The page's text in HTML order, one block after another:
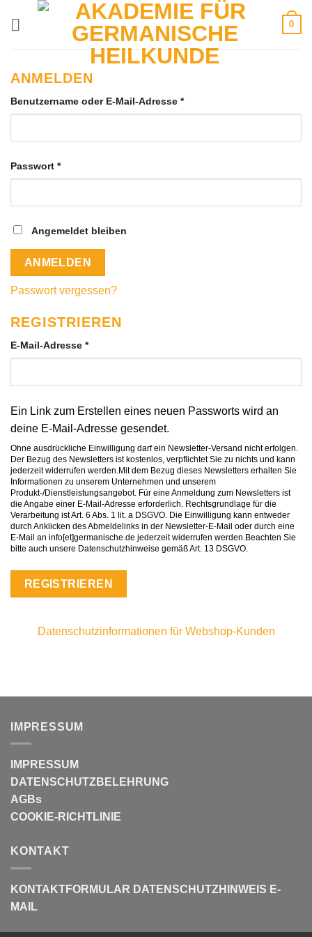
0
ANMELDEN
Benutzername oder E-Mail-Adresse *Erforderlich
Passwort *Erforderlich
Angemeldet bleiben
ANMELDEN
Passwort vergessen?
REGISTRIEREN
E-Mail-Adresse *Erforderlich
Ein Link zum Erstellen eines neuen Passworts wird an
deine E-Mail-Adresse gesendet.
REGISTRIEREN
Datenschutzinformationen für Webshop-Kunden
IMPRESSUM
IMPRESSUM
DATENSCHUTZBELEHRUNG
AGBs
COOKIE-RICHTLINIE
KONTAKT
KONTAKTFORMULAR DATENSCHUTZHINWEIS E-
MAIL